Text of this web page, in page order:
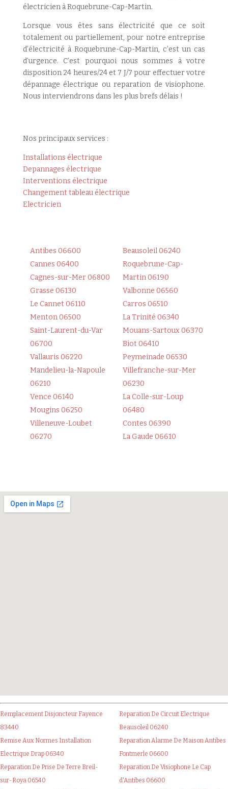
électricien à Roquebrune-Cap-Martin.
Lorsque vous êtes sans électricité que ce soit
totalement ou partiellement, pour notre entreprise
d’électricité à Roquebrune-Cap-Martin, c’est un cas
d’urgence. C’est pourquoi nous sommes à votre
disposition 24 heures/24 et 7 J/7 pour effectuer votre
dépannage électrique ou reparation de visiophone.
Nous interviendrons dans les plus brefs délais !
Nos principaux services :
Installations électrique
Depannages électrique
Interventions électrique
Changement tableau électrique
Electricien
Antibes 06600
Cannes 06400
Cagnes-sur-Mer 06800
Grasse 06130
Le Cannet 06110
Menton 06500
Saint-Laurent-du-Var
06700
Vallauris 06220
Mandelieu-la-Napoule
06210
Vence 06140
Mougins 06250
Villeneuve-Loubet
06270
Beausoleil 06240
Roquebrune-Cap-
Martin 06190
Valbonne 06560
Carros 06510
La Trinité 06340
Mouans-Sartoux 06370
Biot 06410
Peymeinade 06530
Villefranche-sur-Mer
06230
La Colle-sur-Loup
06480
Contes 06390
La Gaude 06610
Remplacement Disjoncteur Fayence
83440
Remise Aux Normes Installation
Electrique Drap 06340
Reparation De Prise De Terre Breil-
sur-Roya 06540
Reparation De Circuit Electrique
Beausoleil 06240
Reparation Alarme De Maison Antibes
Fontmerle 06600
Reparation De Visiophone Le Cap
d'Antibes 06600